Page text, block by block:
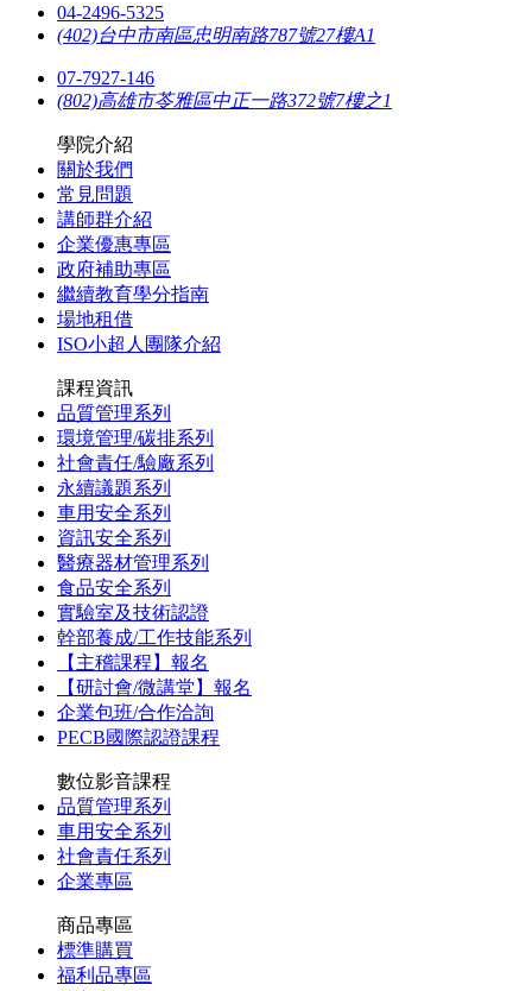
04-2496-5325
(402)台中市南區忠明南路787號27樓A1
07-7927-146
(802)高雄市苓雅區中正一路372號7樓之1
學院介紹
關於我們
常見問題
講師群介紹
企業優惠專區
政府補助專區
繼續教育學分指南
場地租借
ISO小超人團隊介紹
課程資訊
品質管理系列
環境管理/碳排系列
社會責任/驗廠系列
永續議題系列
車用安全系列
資訊安全系列
醫療器材管理系列
食品安全系列
實驗室及技術認證
幹部養成/工作技能系列
【主稽課程】報名
【研討會/微講堂】報名
企業包班/合作洽詢
PECB國際認證課程
數位影音課程
品質管理系列
車用安全系列
社會責任系列
企業專區
商品專區
標準購買
福利品專區